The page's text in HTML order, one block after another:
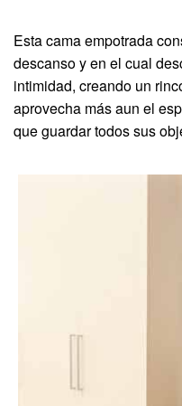
Esta cama empotrada
descanso y en el cual
intimidad, creando un
aprovecha más aun el
que guardar todos sus